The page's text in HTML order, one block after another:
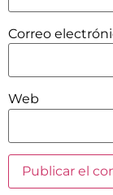
Correo
Web